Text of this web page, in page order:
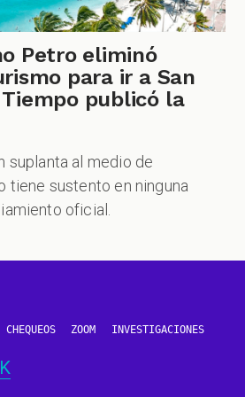
Petro eliminó
para ir a San
publicó la
suplanta al medio de
tiene sustento en ninguna
oficial.
CHEQUEOS ZOOM INVESTIGACIONES